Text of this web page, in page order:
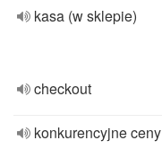
kasa (w sklepie)
checkout
konkurencyjne ceny